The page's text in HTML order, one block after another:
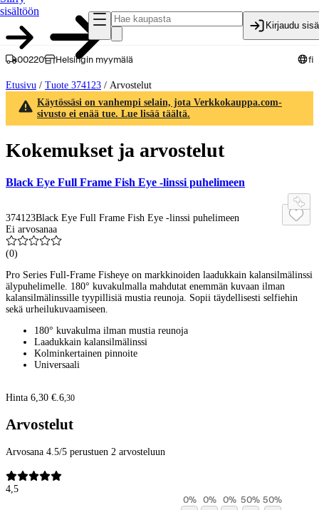
sisältöön
Kirjaudu
00220 Helsingin myymälä fi
Etusivu / Tuote 374123 / Arvostelut
Käytössäsi on vanhempi selain, jota Verkkokauppa.com-
sivusto ei enää tue. Lue lisää täältä.
Kokemukset ja arvostelut
Black Eye Full Frame Fish Eye -linssi puhelimeen
374123Black Eye Full Frame Fish Eye -linssi puhelimeen
Ei arvosanaa
(0)
Pro Series Full-Frame Fisheye on markkinoiden laadukkain kalansilmälinssi
älypuhelimelle. 180° kuvakulmalla mahdutat enemmän kuvaan ilman
kalansilmälinssille tyypillisiä mustia reunoja. Sopii täydellisesti selfiehin
sekä urheilukuvaamiseen.
180° kuvakulma ilman mustia reunoja
Laadukkain kalansilmälinssi
Kolminkertainen pinnoite
Universaali
Hinta 6,30 €. 6,30
Arvostelut
Arvosana 4.5/5 perustuen 2 arvosteluun
4,5
0% 0% 0% 50% 50%